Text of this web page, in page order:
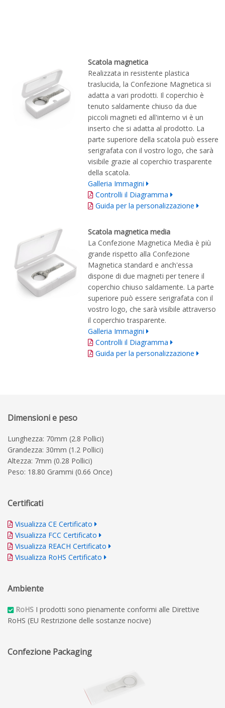
Scatola magnetica
Realizzata in resistente plastica
traslucida, la Confezione Magnetica si
adatta a vari prodotti. Il coperchio è
tenuto saldamente chiuso da due
piccoli magneti ed all'interno vi è un
inserto che si adatta al prodotto. La
parte superiore della scatola può essere
serigrafata con il vostro logo, che sarà
visibile grazie al coperchio trasparente
della scatola.
Galleria Immagini
Controlli il Diagramma
Guida per la personalizzazione
Scatola magnetica media
La Confezione Magnetica Media è più
grande rispetto alla Confezione
Magnetica standard e anch'essa
dispone di due magneti per tenere il
coperchio chiuso saldamente. La parte
superiore può essere serigrafata con il
vostro logo, che sarà visibile attraverso
il coperchio trasparente.
Galleria Immagini
Controlli il Diagramma
Guida per la personalizzazione
Dimensioni e peso
Lunghezza: 70mm (2.8 Pollici)
Grandezza: 30mm (1.2 Pollici)
Altezza: 7mm (0.28 Pollici)
Peso: 18.80 Grammi (0.66 Once)
Certificati
Visualizza CE Certificato
Visualizza FCC Certificato
Visualizza REACH Certificato
Visualizza RoHS Certificato
Ambiente
RoHS I prodotti sono pienamente conformi alle Direttive
RoHS (EU Restrizione delle sostanze nocive)
Confezione Packaging